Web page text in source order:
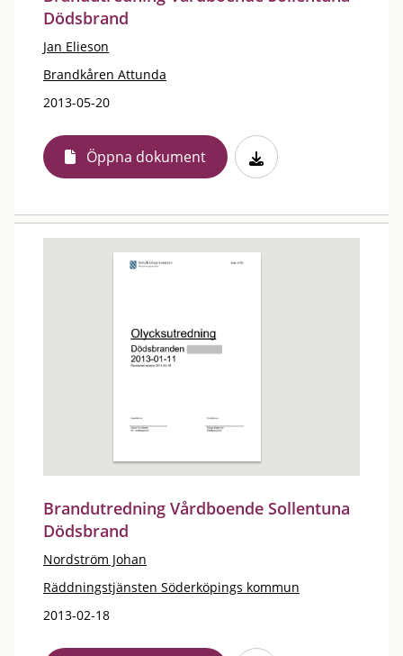
Dödsbrand
Jan Elieson
Brandkåren Attunda
2013-05-20
Öppna dokument
Brandutredning Vårdboende Sollentuna
Dödsbrand
Nordström Johan
Räddningstjänsten Söderköpings kommun
2013-02-18